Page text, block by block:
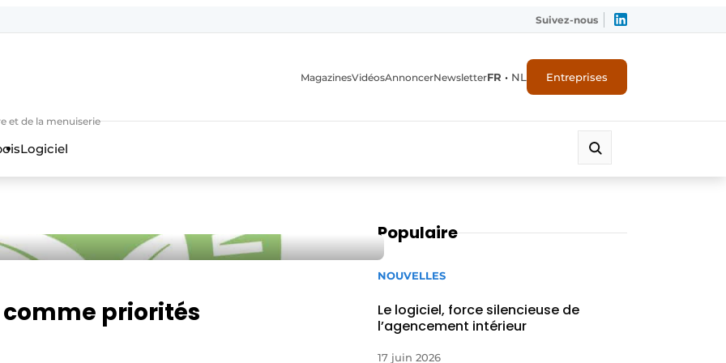
Suivez-nous
et de la menuiserie
MagazinesVidéosAnnoncerNewsletterFR • NL Entreprises
Logiciel
priorités
Populaire
NOUVELLES
Le logiciel, force silencieuse de
l’agencement intérieur
17 juin 2026